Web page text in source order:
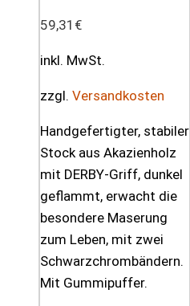
59,31 €
inkl. MwSt.
zzgl. Versandkosten
Handgefertigter, stabiler
Stock aus Akazienholz
mit DERBY-Griff, dunkel
geflammt, erwacht die
besondere Maserung
zum Leben, mit zwei
Schwarzchrombändern.
Mit Gummipuffer.